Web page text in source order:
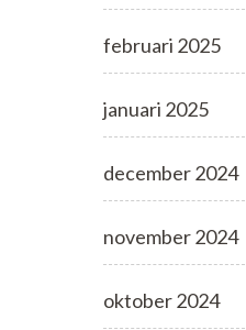
februari 2025
januari 2025
december 2024
november 2024
oktober 2024